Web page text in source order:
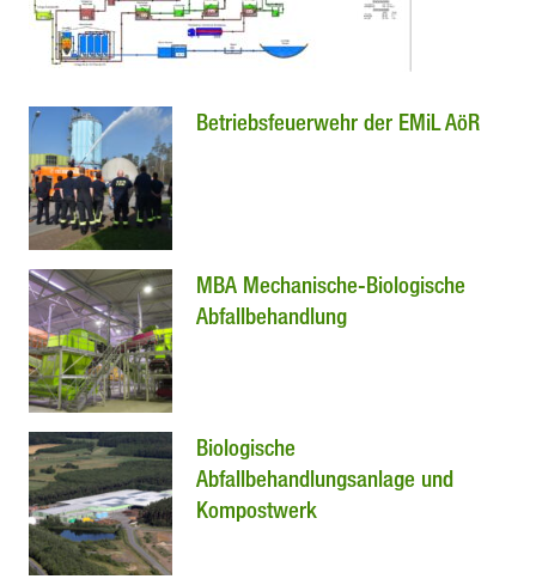
Betriebsfeuerwehr der EMiL AöR
MBA Mechanische-Biologische
Abfallbehandlung
Biologische
Abfallbehandlungsanlage und
Kompostwerk